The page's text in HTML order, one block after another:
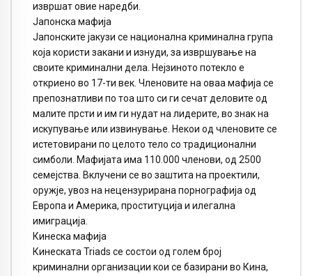
извршат овие наредби.
Јапонска мафија
Јапонските јакузи се национална криминална група
која користи закани и изнуди, за извршување на
своите криминални дела. Нејзиното потекло е
откриено во 17-ти век. Членовите на оваа мафија се
препознатливи по тоа што си ги сечат деловите од
малите прсти и им ги нудат на лидерите, во знак на
искупување или извинување. Некои од членовите се
истетовирани по целото тело со традиционални
симболи. Мафијата има 110.000 членови, од 2500
семејства. Вклучени се во заштита на проектили,
оружје, увоз на нецензурирана порнографија од
Европа и Америка, проституција и илегална
имиграција.
Кинеска мафија
Кинеската Triads се состои од голем број
криминални организации кои се базирани во Кина,